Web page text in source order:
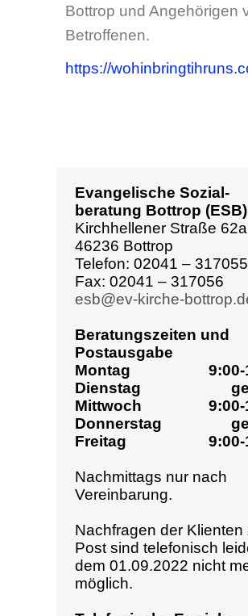
Dienstag
Mittwoch
Donnerstag
Freitag
EVANGELISCHE SOZIAL­
BERATUNG BOTTROP
Kirchhellener Straße 62a
Telefon: 02041 – 317055
Fax: 02041 – 317056
esb@ev-kirche-bottrop.de
OFFENE
Dienstag
geschl.
Mittwoch
9:00-12:30
Donnerstag
geschl.
9:00-12:30
TELEFONISCHE
ERREICHBARKEIT
9:00-12:30